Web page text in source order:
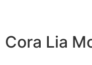
Cora Lia